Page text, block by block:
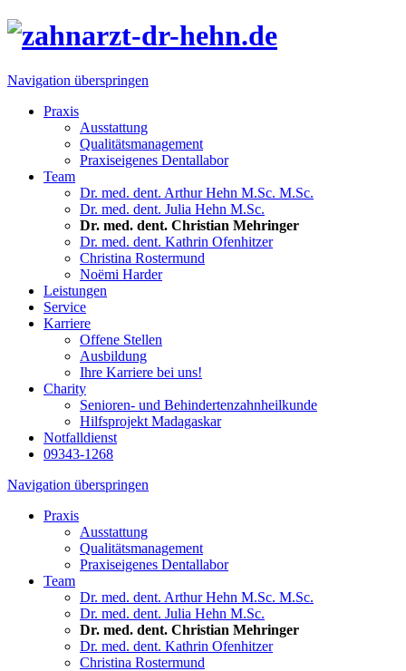
Navigation überspringen
Praxis
Ausstattung
Qualitätsmanagement
Praxiseigenes Dentallabor
Team
Dr. med. dent. Arthur Hehn M.Sc. M.Sc.
Dr. med. dent. Julia Hehn M.Sc.
Dr. med. dent. Christian Mehringer
Dr. med. dent. Kathrin Ofenhitzer
Christina Rostermund
Noëmi Harder
Leistungen
Service
Karriere
Offene Stellen
Ausbildung
Ihre Karriere bei uns!
Charity
Senioren- und Behindertenzahnheilkunde
Hilfsprojekt Madagaskar
Notfalldienst
09343-1268
Navigation überspringen
Praxis
Ausstattung
Qualitätsmanagement
Praxiseigenes Dentallabor
Team
Dr. med. dent. Arthur Hehn M.Sc. M.Sc.
Dr. med. dent. Julia Hehn M.Sc.
Dr. med. dent. Christian Mehringer
Dr. med. dent. Kathrin Ofenhitzer
Christina Rostermund